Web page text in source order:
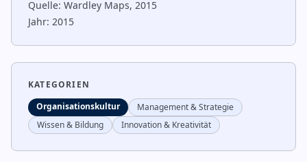
Quelle: Wardley Maps, 2015
Jahr: 2015
KATEGORIEN
Organisationskultur
Management & Strategie
Wissen & Bildung
Innovation & Kreativität